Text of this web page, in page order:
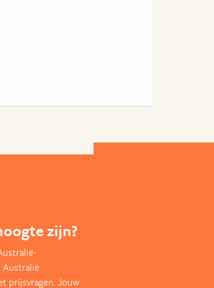
zijn?
prijsvragen. Jouw